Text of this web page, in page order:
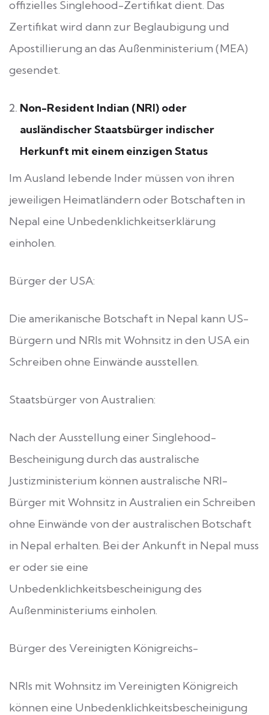
offizielles Singlehood-Zertifikat dient. Das
Zertifikat wird dann zur Beglaubigung und
Apostillierung an das Außenministerium (MEA)
gesendet.
Non-Resident Indian (NRI) oder
ausländischer Staatsbürger indischer
Herkunft mit einem einzigen Status
Im Ausland lebende Inder müssen von ihren
jeweiligen Heimatländern oder Botschaften in
Nepal eine Unbedenklichkeitserklärung
einholen.
Bürger der USA:
Die amerikanische Botschaft in Nepal kann US-
Bürgern und NRIs mit Wohnsitz in den USA ein
Schreiben ohne Einwände ausstellen.
Staatsbürger von Australien:
Nach der Ausstellung einer Singlehood-
Bescheinigung durch das australische
Justizministerium können australische NRI-
Bürger mit Wohnsitz in Australien ein Schreiben
ohne Einwände von der australischen Botschaft
in Nepal erhalten. Bei der Ankunft in Nepal muss
er oder sie eine
Unbedenklichkeitsbescheinigung des
Außenministeriums einholen.
Bürger des Vereinigten Königreichs-
NRIs mit Wohnsitz im Vereinigten Königreich
können eine Unbedenklichkeitsbescheinigung